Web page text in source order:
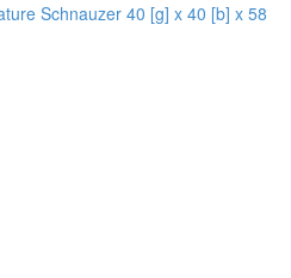
Schnauzer 40 [g] x 40 [b] x 58